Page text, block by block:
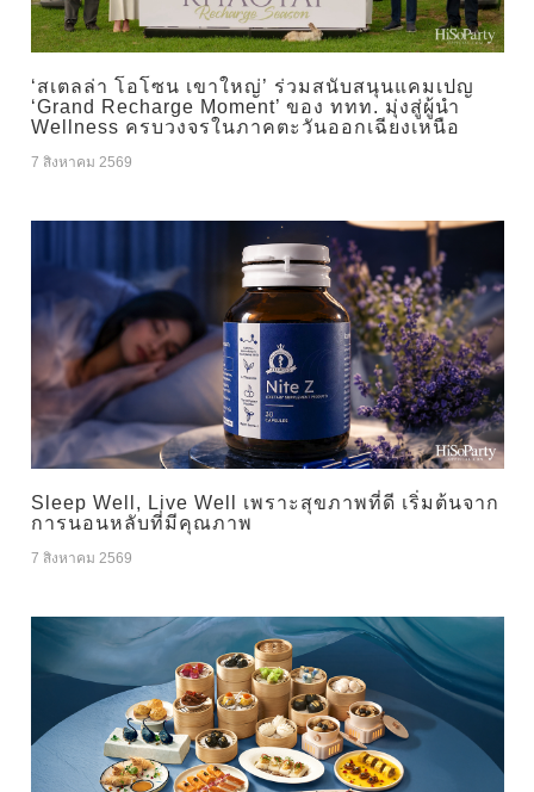
‘สเตลล่า โอโซน เขาใหญ่’ ร่วมสนับสนุนแคมเปญ
‘Grand Recharge Moment’ ของ ททท. มุ่งสู่ผู้นำ
Wellness ครบวงจรในภาคตะวันออกเฉียงเหนือ
7 สิงหาคม 2569
Sleep Well, Live Well เพราะสุขภาพที่ดี เริ่มต้นจาก
การนอนหลับที่มีคุณภาพ
7 สิงหาคม 2569